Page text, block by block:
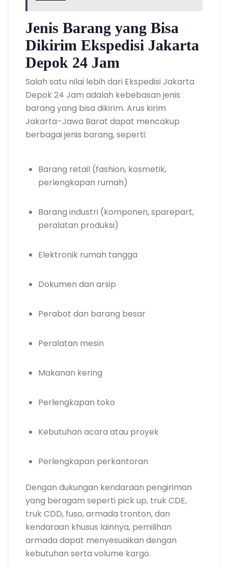
Jenis Barang yang Bisa
Dikirim Ekspedisi Jakarta
Depok 24 Jam
Salah satu nilai lebih dari Ekspedisi Jakarta
Depok 24 Jam adalah kebebasan jenis
barang yang bisa dikirim. Arus kirim
Jakarta–Jawa Barat dapat mencakup
berbagai jenis barang, seperti:
Barang retail (fashion, kosmetik,
perlengkapan rumah)
Barang industri (komponen, sparepart,
peralatan produksi)
Elektronik rumah tangga
Dokumen dan arsip
Perabot dan barang besar
Peralatan mesin
Makanan kering
Perlengkapan toko
Kebutuhan acara atau proyek
Perlengkapan perkantoran
Dengan dukungan kendaraan pengiriman
yang beragam seperti pick up, truk CDE,
truk CDD, fuso, armada tronton, dan
kendaraan khusus lainnya, pemilihan
armada dapat menyesuaikan dengan
kebutuhan serta volume kargo.